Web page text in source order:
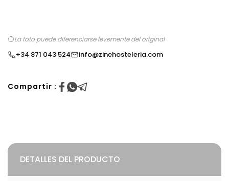
La foto puede diferenciarse levemente del original
+34 871 043 524 info@zinehosteleria.com
Compartir :
DETALLES DEL PRODUCTO